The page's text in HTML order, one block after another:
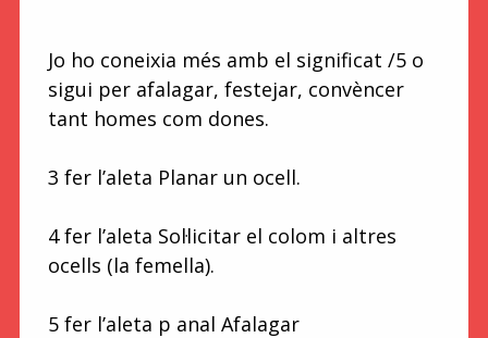
Jo ho coneixia més amb el significat /5 o
sigui per afalagar, festejar, convèncer
tant homes com dones.
3 fer l’aleta Planar un ocell.
4 fer l’aleta Sol·licitar el colom i altres
ocells (la femella).
5 fer l’aleta p anal Afalagar